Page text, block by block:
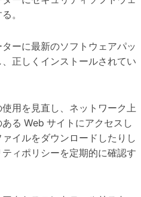
。
ーに最新のソフトウェアパッ
正しくインストールされてい
用を見直し、ネットワーク上
る Web サイトにアクセスし
イルをダウンロードしたりし
ィポリシーを定期的に確認す